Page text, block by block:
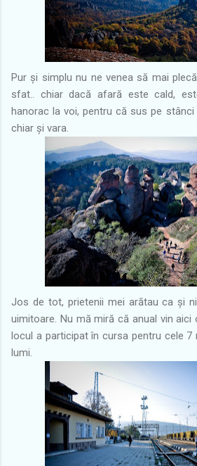
Pur și simplu nu ne venea să mai
sfat.. chiar dacă afară este cald,
hanorac la voi, pentru că sus pe
chiar și vara.
Jos de tot, prietenii mei arătau ca și
uimitoare. Nu mă miră că anual vin
locul a participat în cursa pentru cele 7
lumi.